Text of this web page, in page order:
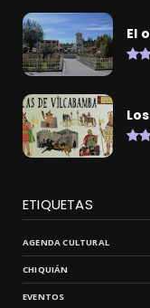
El
ETIQUETAS
AGENDA CULTURAL
CHIQUIÁN
EVENTOS